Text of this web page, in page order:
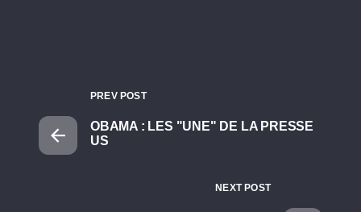
PREV POST
OBAMA : LES "UNE" DE LA PRESSE
US
NEXT POST